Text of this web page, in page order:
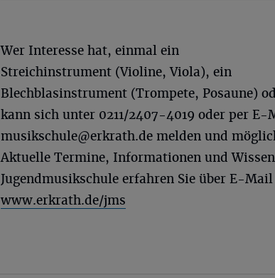
Wer Interesse hat, einmal ein
Streichinstrument (Violine, Viola), ein
Blechblasinstrument (Trompete, Posaune)
kann sich unter 0211/2407-4019 oder per E-
musikschule@erkrath.de melden und
Aktuelle Termine, Informationen und
Jugendmusikschule erfahren Sie über E-Mail
www.erkrath.de/jms